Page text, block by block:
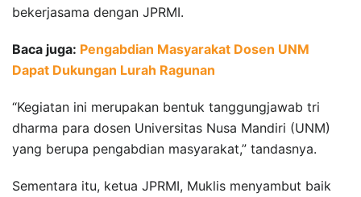
bekerjasama dengan JPRMI.
Baca juga: Pengabdian Masyarakat Dosen UNM
Dapat Dukungan Lurah Ragunan
“Kegiatan ini merupakan bentuk tanggungjawab tri
dharma para dosen Universitas Nusa Mandiri (UNM)
yang berupa pengabdian masyarakat,” tandasnya.
Sementara itu, ketua JPRMI, Muklis menyambut baik